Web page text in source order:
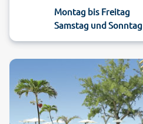
Montag bis Freitag
Samstag und Sonntag